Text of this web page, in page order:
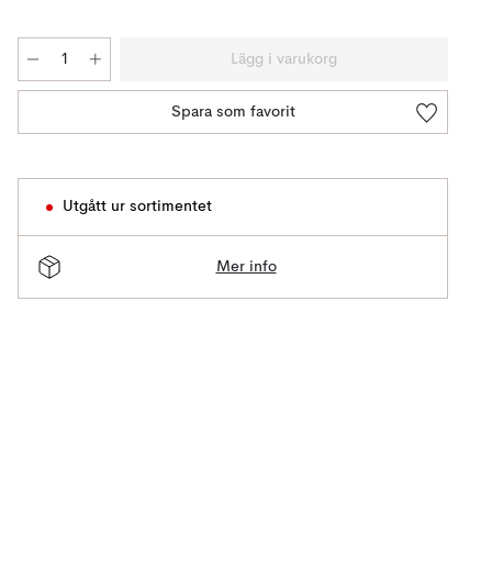
Lägg i varukorg
Spara som favorit
Utgått ur sortimentet
Mer info